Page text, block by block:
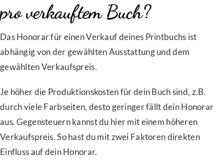
pro verkauftem Buch?
Das Honorar für einen Verkauf deines Printbuchs ist
abhängig von der gewählten Ausstattung und dem
gewählten Verkaufspreis.
Je höher die Produktionskosten für dein Buch sind, z.B.
durch viele Farbseiten, desto geringer fällt dein Honorar
aus. Gegensteuern kannst du hier mit einem höheren
Verkaufspreis. So hast du mit zwei Faktoren direkten
Einfluss auf dein Honorar.